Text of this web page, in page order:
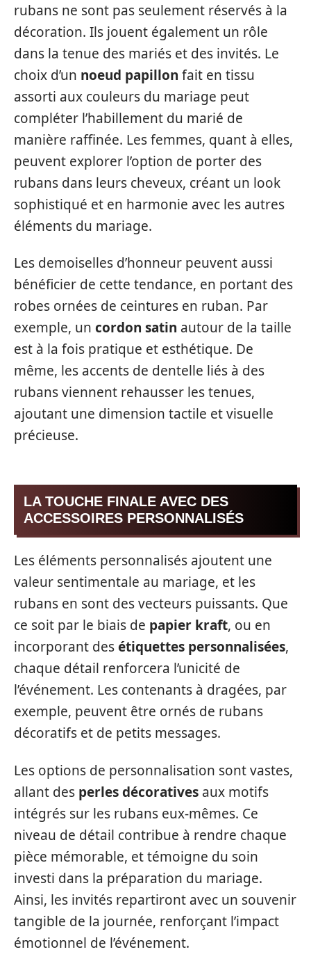
rubans ne sont pas seulement réservés à la
décoration. Ils jouent également un rôle
dans la tenue des mariés et des invités. Le
choix d’un noeud papillon fait en tissu
assorti aux couleurs du mariage peut
compléter l’habillement du marié de
manière raffinée. Les femmes, quant à elles,
peuvent explorer l’option de porter des
rubans dans leurs cheveux, créant un look
sophistiqué et en harmonie avec les autres
éléments du mariage.
Les demoiselles d’honneur peuvent aussi
bénéficier de cette tendance, en portant des
robes ornées de ceintures en ruban. Par
exemple, un cordon satin autour de la taille
est à la fois pratique et esthétique. De
même, les accents de dentelle liés à des
rubans viennent rehausser les tenues,
ajoutant une dimension tactile et visuelle
précieuse.
LA TOUCHE FINALE AVEC DES
ACCESSOIRES PERSONNALISÉS
Les éléments personnalisés ajoutent une
valeur sentimentale au mariage, et les
rubans en sont des vecteurs puissants. Que
ce soit par le biais de papier kraft, ou en
incorporant desétiquettes personnalisées,
chaque détail renforcera l’unicité de
l’événement. Les contenants à dragées, par
exemple, peuvent être ornés de rubans
décoratifs et de petits messages.
Les options de personnalisation sont vastes,
allant des perles décoratives aux motifs
intégrés sur les rubans eux-mêmes. Ce
niveau de détail contribue à rendre chaque
pièce mémorable, et témoigne du soin
investi dans la préparation du mariage.
Ainsi, les invités repartiront avec un souvenir
tangible de la journée, renforçant l’impact
émotionnel de l’événement.